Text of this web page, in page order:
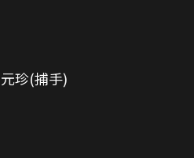
珍(捕手)